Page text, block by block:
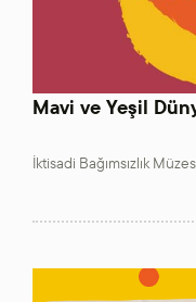
Mavi ve Yeşil
İktisadi Bağımsızlık